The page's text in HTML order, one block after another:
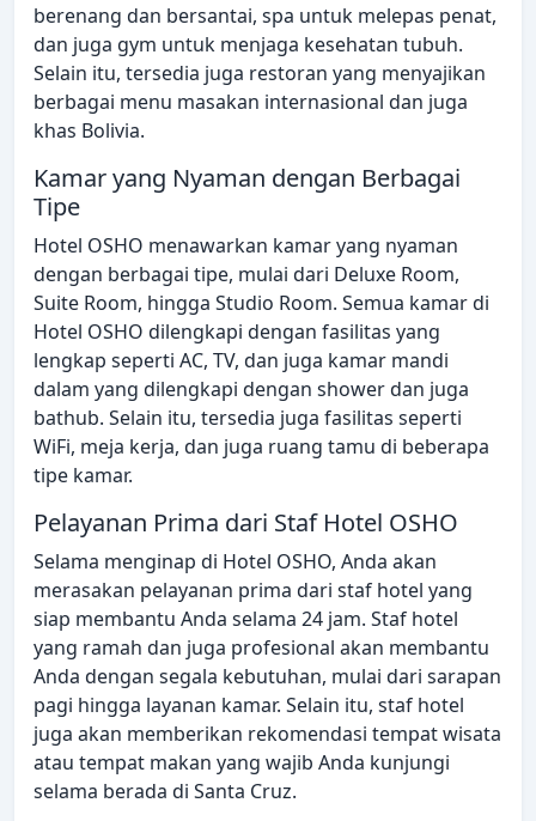
berenang dan bersantai, spa untuk melepas penat,
dan juga gym untuk menjaga kesehatan tubuh.
Selain itu, tersedia juga restoran yang menyajikan
berbagai menu masakan internasional dan juga
khas Bolivia.
Kamar yang Nyaman dengan Berbagai
Tipe
Hotel OSHO menawarkan kamar yang nyaman
dengan berbagai tipe, mulai dari Deluxe Room,
Suite Room, hingga Studio Room. Semua kamar di
Hotel OSHO dilengkapi dengan fasilitas yang
lengkap seperti AC, TV, dan juga kamar mandi
dalam yang dilengkapi dengan shower dan juga
bathub. Selain itu, tersedia juga fasilitas seperti
WiFi, meja kerja, dan juga ruang tamu di beberapa
tipe kamar.
Pelayanan Prima dari Staf Hotel OSHO
Selama menginap di Hotel OSHO, Anda akan
merasakan pelayanan prima dari staf hotel yang
siap membantu Anda selama 24 jam. Staf hotel
yang ramah dan juga profesional akan membantu
Anda dengan segala kebutuhan, mulai dari sarapan
pagi hingga layanan kamar. Selain itu, staf hotel
juga akan memberikan rekomendasi tempat wisata
atau tempat makan yang wajib Anda kunjungi
selama berada di Santa Cruz.